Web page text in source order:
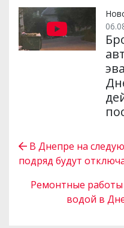
В Днепре на
подряд будут
Ремонтные работы
водой в